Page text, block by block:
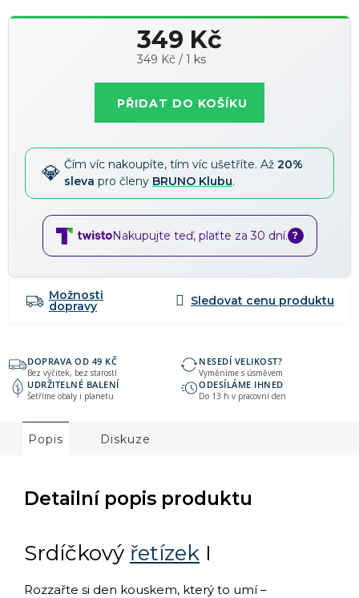
349 Kč
Měrná
349 Kč / 1 ks
PŘIDAT DO KOŠÍKU
Čím víc nakoupíte, tím víc ušetříte. Až 20%
sleva pro členy BRUNO Klubu.
Nakupujte teď, plaťte za 30 dní. ?
Možnosti
dopravy
DOPRAVA OD 49 KČ
Bez výčitek, bez starostí
NESEDÍ VELIKOST?
Vyměníme s úsměvem
UDRŽITELNÉ BALENÍ
Šetříme obaly i planetu
ODESÍLÁME IHNED
Do 13 h v pracovní den
Popis Diskuze
Detailní popis produktu
Srdíčkový řetízek I
Rozzařte si den kouskem, který to umí –